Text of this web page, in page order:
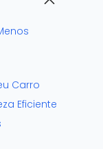
Carro
Eficiente